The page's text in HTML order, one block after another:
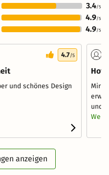
3.4/5
4.9/5
4.9/5
4.7/5
und schönes Design
Mir
und
anzeigen